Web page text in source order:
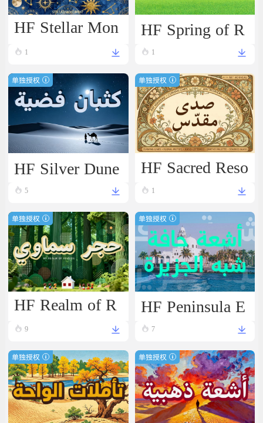
HF Stellar Mon
ument
1
HF Spring of R
enewal
1
单独授权
HF Silver Dune
5
单独授权
HF Sacred Reso
nance
1
单独授权
HF Realm of R
everie
9
单独授权
HF Peninsula E
dge
7
单独授权 单独授权